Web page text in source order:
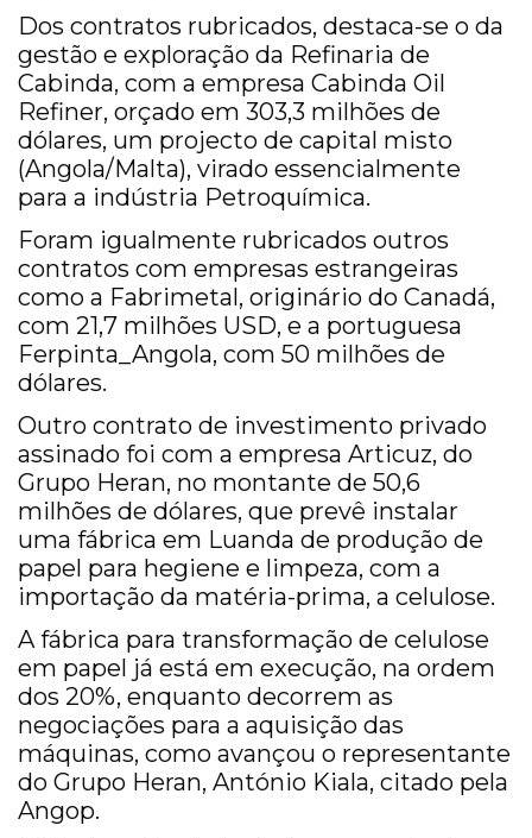
Dos contratos rubricados, destaca-se o da
gestão e exploração da Refinaria de
Cabinda, com a empresa Cabinda Oil
Refiner, orçado em 303,3 milhões de
dólares, um projecto de capital misto
(Angola/Malta), virado essencialmente
para a indústria Petroquímica.
Foram igualmente rubricados outros
contratos com empresas estrangeiras
como a Fabrimetal, originário do Canadá,
com 21,7 milhões USD, e a portuguesa
Ferpinta_Angola, com 50 milhões de
dólares.
Outro contrato de investimento privado
assinado foi com a empresa Articuz, do
Grupo Heran, no montante de 50,6
milhões de dólares, que prevê instalar
uma fábrica em Luanda de produção de
papel para hegiene e limpeza, com a
importação da matéria-prima, a celulose.
A fábrica para transformação de celulose
em papel já está em execução, na ordem
dos 20%, enquanto decorrem as
negociações para a aquisição das
máquinas, como avançou o representante
do Grupo Heran, António Kiala, citado pela
Angop.